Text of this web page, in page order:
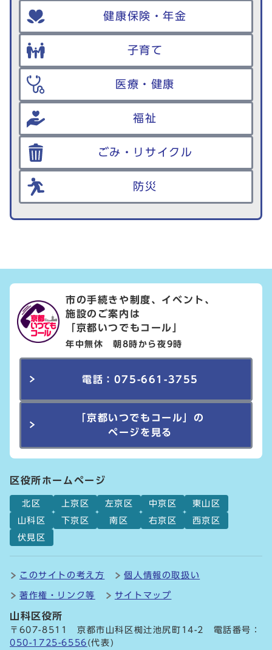
健康保険・年金
子育て
医療・健康
福祉
ごみ・リサイクル
防災
市の手続きや制度、イベント、
施設のご案内は
「京都いつでもコール」
年中無休 朝8時から夜9時
電話：075-661-3755
「京都いつでもコール」の
ページを見る
区役所ホームページ
北区 上京区 左京区 中京区
東山区
山科区
下京区 南区 右京区
西京区
伏見区
このサイトの考え方 個人情報の取扱い
著作権・リンク等 サイトマップ
山科区役所
〒607-8511 京都市山科区椥辻池尻町14-2 電話番号：
050-1725-6556 (代表)